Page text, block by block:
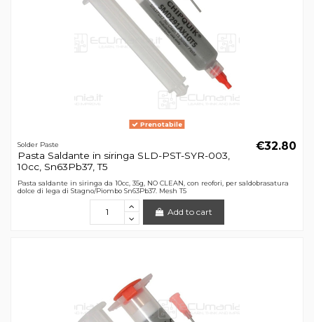
Prenotabile
Solder Paste
Pasta Saldante in siringa SLD-PST-SYR-003,
10cc, Sn63Pb37, T5
€32.80
Pasta saldante in siringa da 10cc, 35g, NO CLEAN, con reofori, per saldobrasatura
dolce di lega di Stagno/Piombo Sn63Pb37. Mesh T5
Add to cart